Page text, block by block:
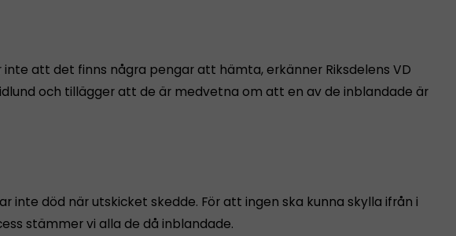
inte att det finns några pengar att hämta, erkänner Riksdelens VD
och tillägger att de är medvetna om att en av de inblandade är
inte död när utskicket skedde. För att ingen ska kunna skylla ifrån i
stämmer vi alla de då inblandade.